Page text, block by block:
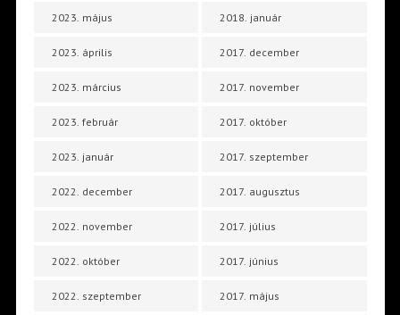
2023. május
2023. április
2023. március
2023. február
2023. január
2022. december
2022. november
2022. október
2022. szeptember
2018. január
2017. december
2017. november
2017. október
2017. szeptember
2017. augusztus
2017. július
2017. június
2017. május